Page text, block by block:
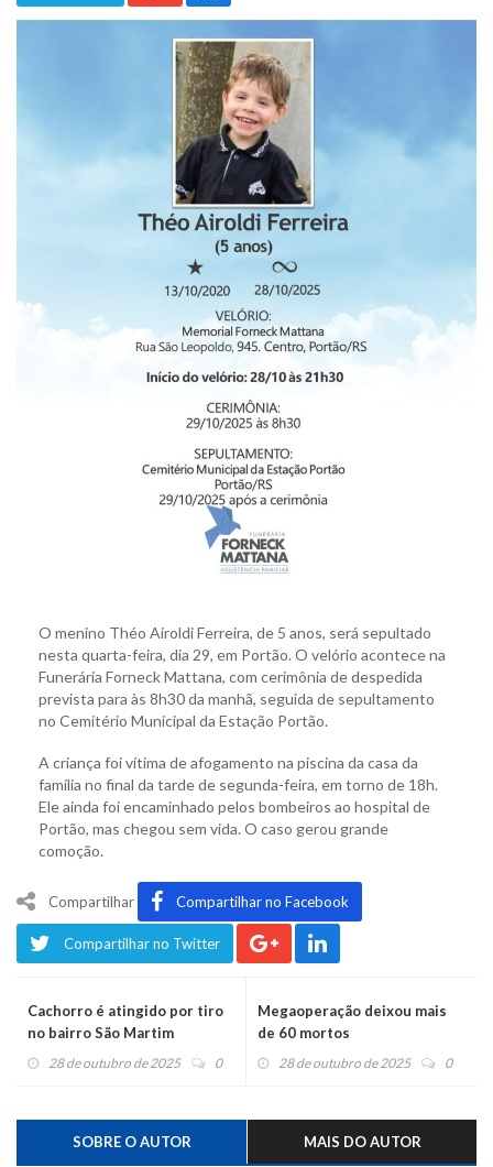
O menino Théo Airoldi Ferreira, de 5 anos, será sepultado
nesta quarta-feira, dia 29, em Portão. O velório acontece na
Funerária Forneck Mattana, com cerimônia de despedida
prevista para às 8h30 da manhã, seguida de sepultamento
no Cemitério Municipal da Estação Portão.
A criança foi vítima de afogamento na piscina da casa da
família no final da tarde de segunda-feira, em torno de 18h.
Ele ainda foi encaminhado pelos bombeiros ao hospital de
Portão, mas chegou sem vida. O caso gerou grande
comoção.
Compartilhar Compartilhar no Facebook
Compartilhar no Twitter
Cachorro é atingido por tiro
no bairro São Martim
28 de outubro de 2025 0
Megaoperação deixou mais
de 60 mortos
28 de outubro de 2025 0
SOBRE O AUTOR MAIS DO AUTOR